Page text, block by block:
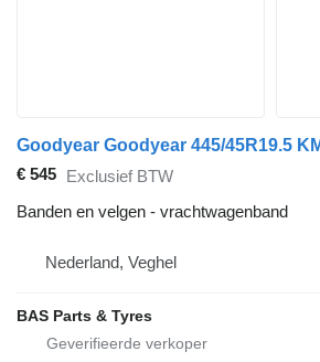
Goodyear Goodyear 445/45R19.5
€ 545 Exclusief BTW
Banden en velgen - vrachtwagenband
Nederland, Veghel
BAS Parts & Tyres